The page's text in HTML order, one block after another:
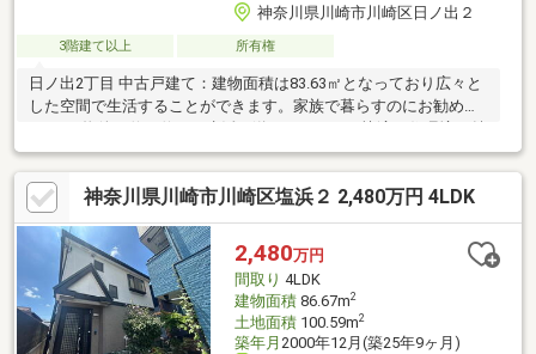
神奈川県川崎市川崎区日ノ出２
3階建て以上 所有権
日ノ出2丁目 中古戸建て：建物面積は83.63㎡となっており広々と
した空間で生活することができます。家族で暮らすのにお勧めな
力的な中古の戸建て物件で充実した日々を過ごしませんか。当社
では、川崎市川崎区にある不動産情報を数多くご用意しておりま
す。お引っ越しをお考えの方は、この機会にぜひご連絡くださ
い。
神奈川県川崎市川崎区塩浜２ 2,480万円 4LDK
2,480万円
間取り 4LDK
建物面積86.67m2
土地面積100.59m2
築年月 2000年12月(築25年9ヶ月)